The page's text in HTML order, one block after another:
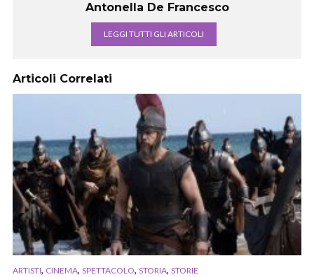
Antonella De Francesco
LEGGI TUTTI GLI ARTICOLI
Articoli Correlati
ARTISTI, CINEMA, SPETTACOLO, STORIA, STORIE